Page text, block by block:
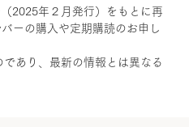
2025年２月発行）をもとに再
ーの購入や定期購読のお申し
あり、最新の情報とは異なる